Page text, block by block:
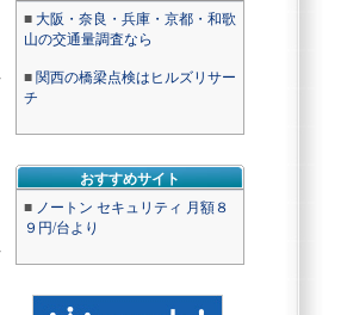
■ 大阪・奈良・兵庫・京都・和歌
山の交通量調査なら
■ 関西の橋梁点検はヒルズリサー
チ
おすすめサイト
■ ノートン セキュリティ 月額８
９円/台より